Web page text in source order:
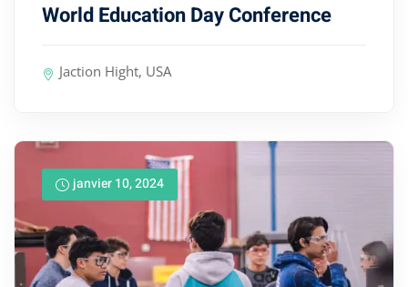
World Education Day Conference
Jaction Hight, USA
janvier 10, 2024